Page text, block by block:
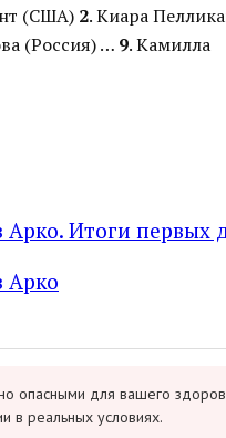
(США) 2. Киара
(Россия) … 9. Камилла
Итоги первых
Арко
опасными для вашего
в реальных условиях.